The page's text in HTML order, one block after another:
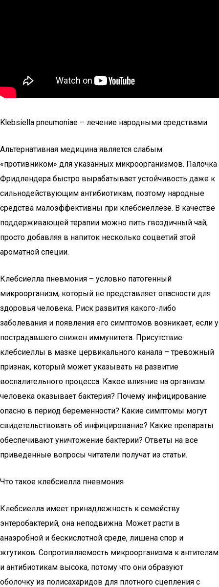
Klebsiella pneumoniae – лечение народными средствами
Альтернативная медицина является слабым
«противником» для указанных микроорганизмов. Палочка
Фридлендера быстро вырабатывает устойчивость даже к
сильнодействующим антибиотикам, поэтому народные
средства малоэффективны при клебсиеллезе. В качестве
поддерживающей терапии можно пить гвоздичный чай,
просто добавляя в напиток несколько соцветий этой
ароматной специи.
Клебсиелла пневмония – условно патогенный
микроорганизм, который не представляет опасности для
здоровья человека. Риск развития какого-либо
заболевания и появления его симптомов возникает, если у
пострадавшего снижен иммунитета. Присутствие
клебсиеллы в мазке цервикального канала – тревожный
признак, который может указывать на развитие
воспалительного процесса. Какое влияние на организм
человека оказывает бактерия? Почему инфицирование
опасно в период беременности? Какие симптомы могут
свидетельствовать об инфицирование? Какие препараты
обеспечивают уничтожение бактерии? Ответы на все
приведенные вопросы читатели получат из статьи.
Что такое клебсиелла пневмония
Клебсиелла имеет принадлежность к семейству
энтеробактерий, она неподвижна. Может расти в
анаэробной и бескислотной среде, лишена спор и
жгутиков. Сопротивляемость микроорганизма к антителам
и антибиотикам высока, потому что они образуют
оболочку из полисахаридов для плотного сцепления с